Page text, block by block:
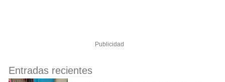
Publicidad
Entradas recientes